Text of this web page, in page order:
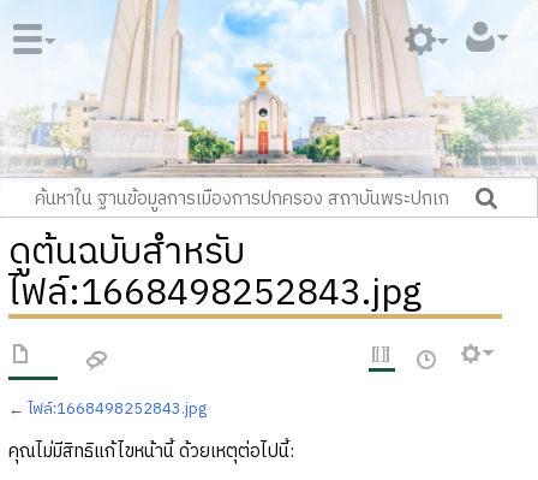
ดูต้นฉบับสำหรับ
ไฟล์:1668498252843.jpg
← ไฟล์:1668498252843.jpg
คุณไม่มีสิทธิแก้ไขหน้านี้ ด้วยเหตุต่อไปนี้: